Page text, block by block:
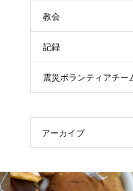
教会
記録
震災ボランティアチー
アーカイブ